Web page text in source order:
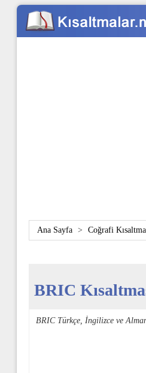
Ana Sayfa > Coğrafi
BRIC
BRIC Türkçe, İngilizce ve